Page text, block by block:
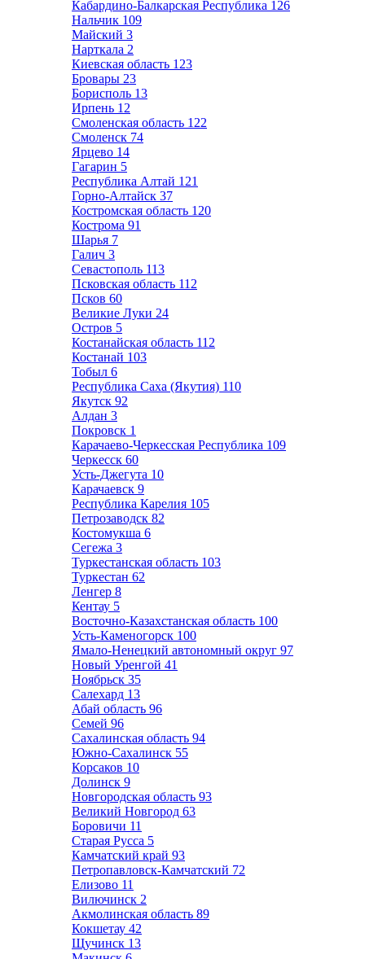
Кабардино-Балкарская Республика 126
Нальчик 109
Майский 3
Нарткала 2
Киевская область 123
Бровары 23
Борисполь 13
Ирпень 12
Смоленская область 122
Смоленск 74
Ярцево 14
Гагарин 5
Республика Алтай 121
Горно-Алтайск 37
Костромская область 120
Кострома 91
Шарья 7
Галич 3
Севастополь 113
Псковская область 112
Псков 60
Великие Луки 24
Остров 5
Костанайская область 112
Костанай 103
Тобыл 6
Республика Саха (Якутия) 110
Якутск 92
Алдан 3
Покровск 1
Карачаево-Черкесская Республика 109
Черкесск 60
Усть-Джегута 10
Карачаевск 9
Республика Карелия 105
Петрозаводск 82
Костомукша 6
Сегежа 3
Туркестанская область 103
Туркестан 62
Ленгер 8
Кентау 5
Восточно-Казахстанская область 100
Усть-Каменогорск 100
Ямало-Ненецкий автономный округ 97
Новый Уренгой 41
Ноябрьск 35
Салехард 13
Абай область 96
Семей 96
Сахалинская область 94
Южно-Сахалинск 55
Корсаков 10
Долинск 9
Новгородская область 93
Великий Новгород 63
Боровичи 11
Старая Русса 5
Камчатский край 93
Петропавловск-Камчатский 72
Елизово 11
Вилючинск 2
Акмолинская область 89
Кокшетау 42
Щучинск 13